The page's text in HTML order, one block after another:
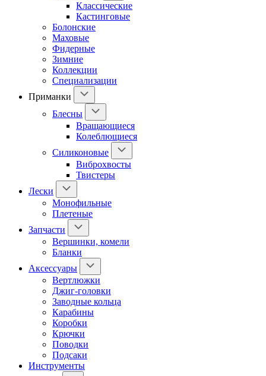
Классические
Кастинговые
Болонские
Маховые
Фидерные
Зимние
Коллекции
Специализации
Приманки
Блесны
Вращающиеся
Колеблющиеся
Силиконовые
Виброхвосты
Твистеры
Лески
Монофильные
Плетеные
Запчасти
Вершинки, комели
Бланки
Аксессуары
Вертлюжки
Джиг-головки
Заводные кольца
Карабины
Коробки
Крючки
Поводки
Подсаки
Инструменты